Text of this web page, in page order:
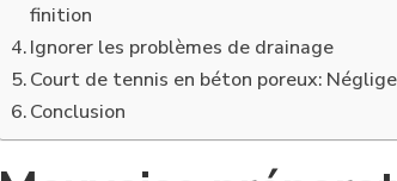
finition
Ignorer les problèmes de drainage
Court de tennis en béton poreux:
Conclusion